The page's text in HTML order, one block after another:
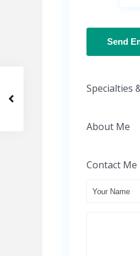
Send
Specialties
About Me
Contact Me